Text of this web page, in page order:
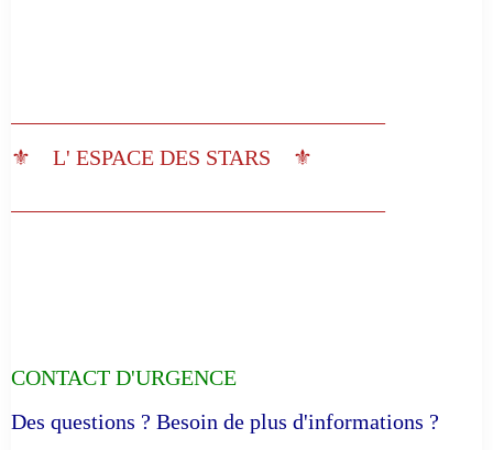
⚜️ L' ESPACE DES STARS ⚜️
CONTACT D'URGENCE
Des questions ? Besoin de plus d'informations ?